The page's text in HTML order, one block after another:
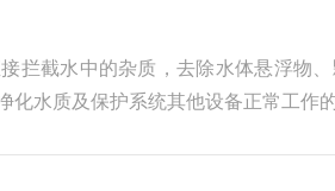
拦截水中的杂质，去除水体悬浮物
水质及保护系统其他设备正常工作的